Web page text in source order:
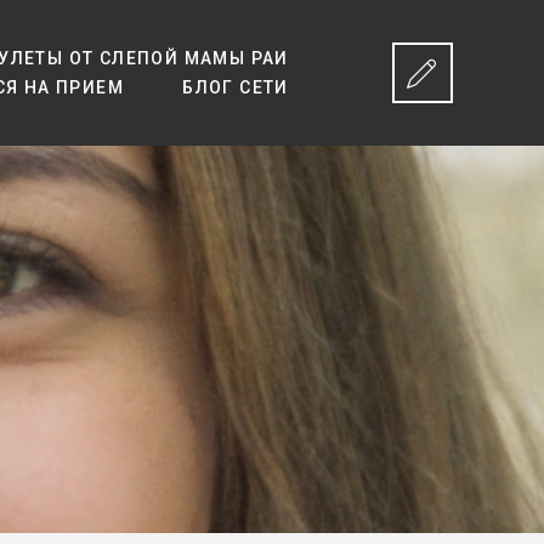
ОТ СЛЕПОЙ МАМЫ РАИ
НА ПРИЕМ
БЛОГ СЕТИ